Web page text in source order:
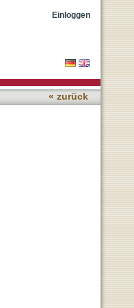
Einloggen
« zurück